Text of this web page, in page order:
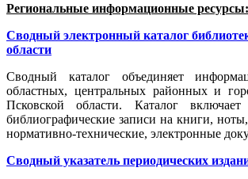
Региональные информационные ресурсы:
Сводный электронный каталог
области
Сводный каталог объединяет
областных, центральных районных и
Псковской области. Каталог
библиографические записи на книги,
нормативно-технические, электронные
Сводный указатель периодических